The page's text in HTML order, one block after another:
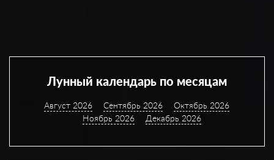
Лунный календарь по месяцам
Август 2026 Сентябрь 2026
Октябрь 2026
Ноябрь 2026
Декабрь 2026